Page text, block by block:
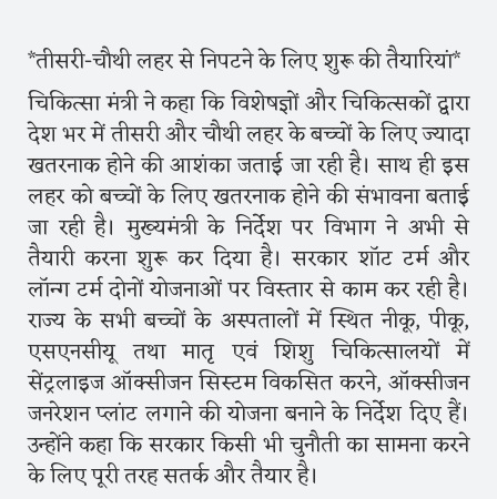
*तीसरी-चौथी लहर से निपटने के लिए शुरू की तैयारियां*
चिकित्सा मंत्री ने कहा कि विशेषज्ञों और चिकित्सकों द्वारा
देश भर में तीसरी और चौथी लहर के बच्चों के लिए ज्यादा
खतरनाक होने की आशंका जताई जा रही है। साथ ही इस
लहर को बच्चों के लिए खतरनाक होने की संभावना बताई
जा रही है। मुख्यमंत्री के निर्देश पर विभाग ने अभी से
तैयारी करना शुरू कर दिया है। सरकार शॉट टर्म और
लॉन्ग टर्म दोनों योजनाओं पर विस्तार से काम कर रही है।
राज्य के सभी बच्चों के अस्पतालों में स्थित नीकू, पीकू,
एसएनसीयू तथा मातृ एवं शिशु चिकित्सालयों में
सेंट्रलाइज ऑक्सीजन सिस्टम विकसित करने, ऑक्सीजन
जनरेशन प्लांट लगाने की योजना बनाने के निर्देश दिए हैं।
उन्होंने कहा कि सरकार किसी भी चुनौती का सामना करने
के लिए पूरी तरह सतर्क और तैयार है।